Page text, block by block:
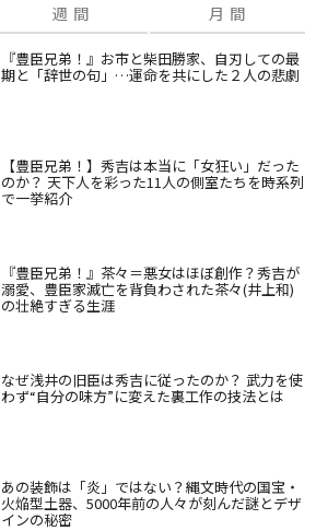
週 間 月 間
『豊臣兄弟！』お市と柴田勝家、自刃しての最
期と「辞世の句」…運命を共にした２人の悲劇
【豊臣兄弟！】秀吉は本当に「女狂い」だった
のか？ 天下人を彩った11人の側室たちを時系列
で一挙紹介
『豊臣兄弟！』茶々＝悪女はほぼ創作？秀吉が
溺愛、豊臣家滅亡を背負わされた茶々(井上和)
の壮絶すぎる生涯
なぜ浅井の旧臣は秀吉に従ったのか？ 武力を使
わず“自分の味方”に変えた裏工作の技法とは
あの装飾は「炎」ではない？縄文時代の国宝・
火焔型土器、5000年前の人々が刻んだ謎とデザ
インの秘密